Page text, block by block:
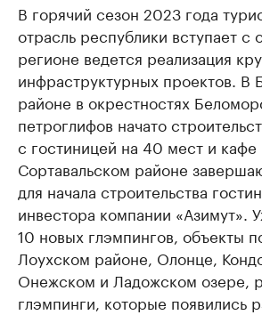
В горячий сезон 2023 года
отрасль республики вступает с
регионе ведется реализация
инфраструктурных проектов. В
районе в окрестностях
петроглифов начато
с гостиницей на 40 мест и кафе
Сортавальском районе
для начала строительства
инвестора компании «Азимут».
10 новых глэмпингов, объекты
Лоухском районе, Олонце,
Онежском и Ладожском озере,
глэмпинги, которые появились